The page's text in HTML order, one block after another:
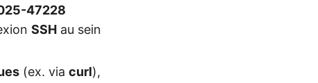
47228
SSH au sein
(ex. via curl),